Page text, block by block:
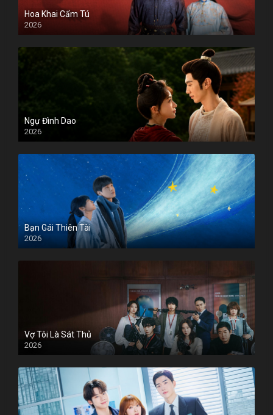
Hoa Khai Cẩm Tú
2026
Ngự Đình Dao
2026
Bạn Gái Thiên Tài
2026
Vợ Tôi Là Sát Thủ
2026